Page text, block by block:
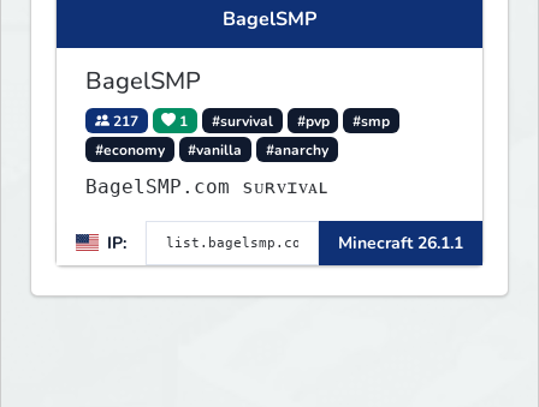
BagelSMP
BagelSMP
217 1 #survival #pvp
#smp
#economy
#vanilla #anarchy
BagelSMP.com ѕᴜʀᴠɪᴠᴀʟ
IP: Minecraft 26.1.1